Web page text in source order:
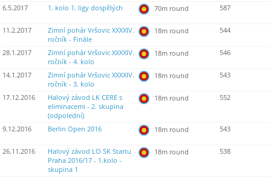
6.5.2017 1. kolo 1. ligy dospělých 70m round 587
11.2.2017
Zimní pohár Vršovic XXXXIV.
ročník - Finále
18m round 544
28.1.2017
Zimní pohár Vršovic XXXXIV.
ročník - 4. kolo
18m round 546
14.1.2017
Zimní pohár Vršovic XXXXIV.
ročník - 3. kolo
18m round 543
17.12.2016
Halový závod LK CERE s
eliminacemi - 2. skupina
(odpolední)
18m round 552
9.12.2016 Berlin Open 2016 18m round 543
26.11.2016
Halový závod LO SK Startu
Praha 2016/17 - 1.kolo -
skupina 1
18m round 538